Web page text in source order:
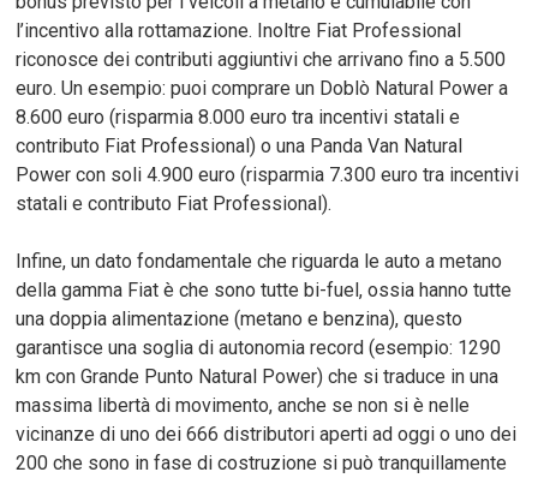
l’incentivo alla rottamazione. Inoltre Fiat Professional
riconosce dei contributi aggiuntivi che arrivano fino a 5.500
euro. Un esempio: puoi comprare un Doblò Natural Power a
8.600 euro (risparmia 8.000 euro tra incentivi statali e
contributo Fiat Professional) o una Panda Van Natural
Power con soli 4.900 euro (risparmia 7.300 euro tra incentivi
statali e contributo Fiat Professional).
Infine, un dato fondamentale che riguarda le auto a metano
della gamma Fiat è che sono tutte bi-fuel, ossia hanno tutte
una doppia alimentazione (metano e benzina), questo
garantisce una soglia di autonomia record (esempio: 1290
km con Grande Punto Natural Power) che si traduce in una
massima libertà di movimento, anche se non si è nelle
vicinanze di uno dei 666 distributori aperti ad oggi o uno dei
200 che sono in fase di costruzione si può tranquillamente